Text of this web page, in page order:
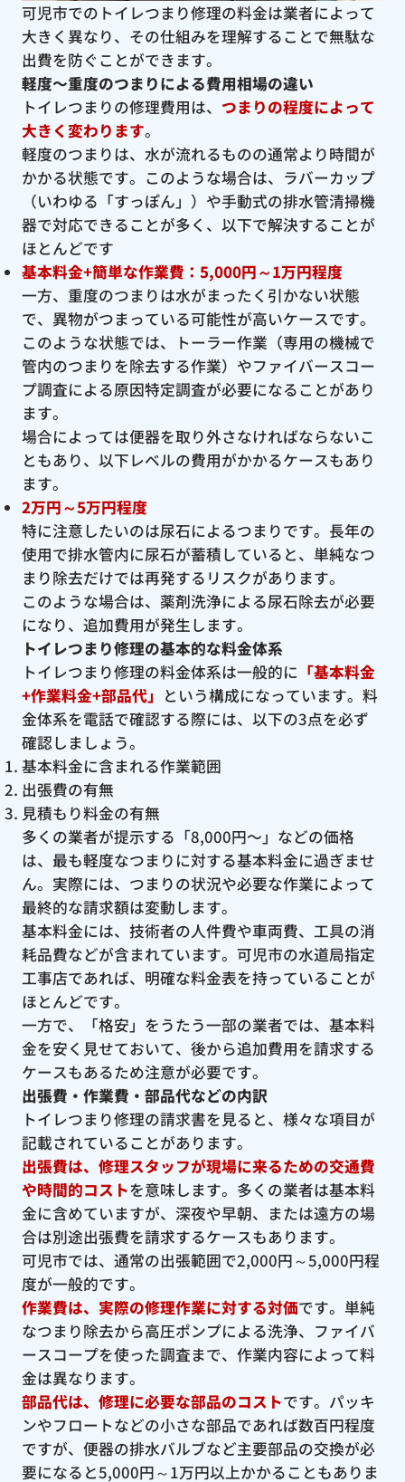
可児市でのトイレつまり修理の料金は業者によって
大きく異なり、その仕組みを理解することで無駄な
出費を防ぐことができます。
軽度〜重度のつまりによる費用相場の違い
トイレつまりの修理費用は、 つまりの程度によって
大きく変わります。
軽度のつまりは、水が流れるものの通常より時間が
かかる状態です。このような場合は、ラバーカップ
（いわゆる「すっぽん」）や手動式の排水管清掃機
器で対応できることが多く、以下で解決することが
ほとんどです
基本料金+簡単な作業費：5,000円～1万円程度
一方、重度のつまりは水がまったく引かない状態
で、異物がつまっている可能性が高いケースです。
このような状態では、トーラー作業（専用の機械で
管内のつまりを除去する作業）やファイバースコー
プ調査による原因特定調査が必要になることがあり
ます。
場合によっては便器を取り外さなければならないこ
ともあり、以下レベルの費用がかかるケースもあり
ます。
2万円～5万円程度
特に注意したいのは尿石によるつまりです。長年の
使用で排水管内に尿石が蓄積していると、単純なつ
まり除去だけでは再発するリスクがあります。
このような場合は、薬剤洗浄による尿石除去が必要
になり、追加費用が発生します。
トイレつまり修理の基本的な料金体系
トイレつまり修理の料金体系は一般的に 「基本料金
+作業料金+部品代」 という構成になっています。料
金体系を電話で確認する際には、以下の3点を必ず
確認しましょう。
基本料金に含まれる作業範囲
出張費の有無
見積もり料金の有無
多くの業者が提示する「8,000円〜」などの価格
は、最も軽度なつまりに対する基本料金に過ぎませ
ん。実際には、つまりの状況や必要な作業によって
最終的な請求額は変動します。
基本料金には、技術者の人件費や車両費、工具の消
耗品費などが含まれています。可児市の水道局指定
工事店であれば、明確な料金表を持っていることが
ほとんどです。
一方で、「格安」をうたう一部の業者では、基本料
金を安く見せておいて、後から追加費用を請求する
ケースもあるため注意が必要です。
出張費・作業費・部品代などの内訳
トイレつまり修理の請求書を見ると、様々な項目が
記載されていることがあります。
出張費は、修理スタッフが現場に来るための交通費
や時間的コストを意味します。多くの業者は基本料
金に含めていますが、深夜や早朝、または遠方の場
合は別途出張費を請求するケースもあります。
可児市では、通常の出張範囲で2,000円～5,000円程
度が一般的です。
作業費は、実際の修理作業に対する対価です。単純
なつまり除去から高圧ポンプによる洗浄、ファイバ
ースコープを使った調査まで、作業内容によって料
金は異なります。
部品代は、修理に必要な部品のコストです。パッキ
ンやフロートなどの小さな部品であれば数百円程度
ですが、便器の排水バルブなど主要部品の交換が必
要になると5,000円～1万円以上かかることもありま